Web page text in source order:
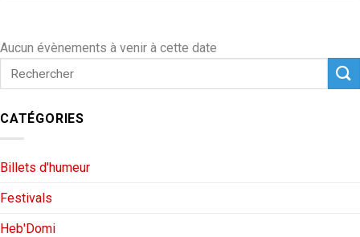
Aucun évènements à venir à cette date
CATÉGORIES
Billets d'humeur
Festivals
Heb'Domi